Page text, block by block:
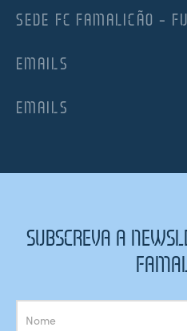
SEDE FC FAMALICÃO –
EMAILS
EMAILS
SUBSCREVA A
Subscrição